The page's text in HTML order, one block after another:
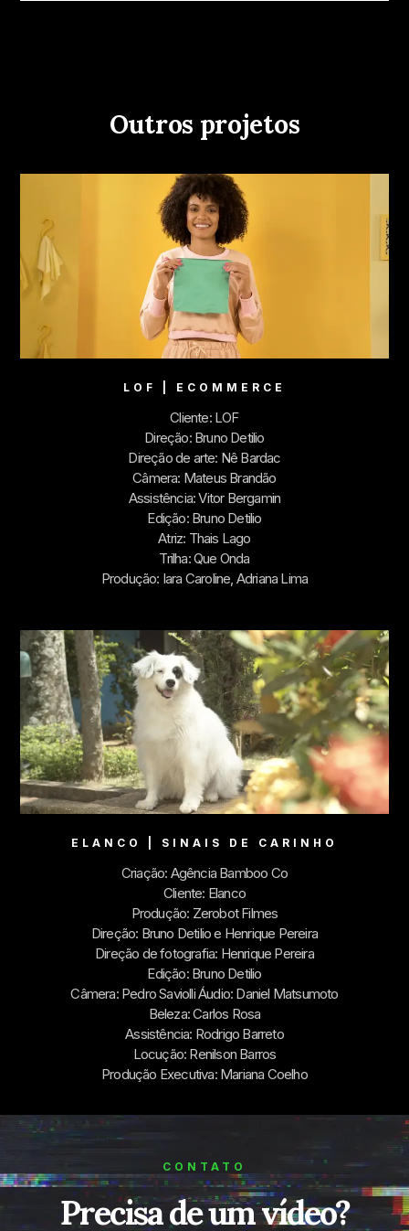
Outros projetos
LOF | ECOMMERCE
Cliente: LOF
Direção: Bruno Detilio
Direção de arte: Nê Bardac
Câmera: Mateus Brandão
Assistência: Vitor Bergamin
Edição: Bruno Detilio
Atriz: Thais Lago
Trilha: Que Onda
Produção: Iara Caroline, Adriana Lima
ELANCO | SINAIS DE CARINHO
Criação: Agência Bamboo Co
Cliente: Elanco
Produção: Zerobot Filmes
Direção: Bruno Detilio e Henrique Pereira
Direção de fotografia: Henrique Pereira
Edição: Bruno Detilio
Câmera: Pedro Saviolli Áudio: Daniel Matsumoto
Beleza: Carlos Rosa
Assistência: Rodrigo Barreto
Locução: Renilson Barros
Produção Executiva: Mariana Coelho
CONTATO
Precisa de um vídeo?